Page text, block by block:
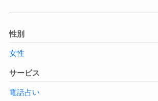
性別
女性
サービス
電話占い